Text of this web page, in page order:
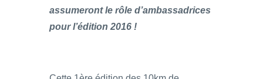
assumeront le rôle d’ambassadrices
pour l’édition 2016 !